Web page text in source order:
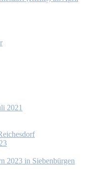
2021
2023 in Sie­ben­bür­gen